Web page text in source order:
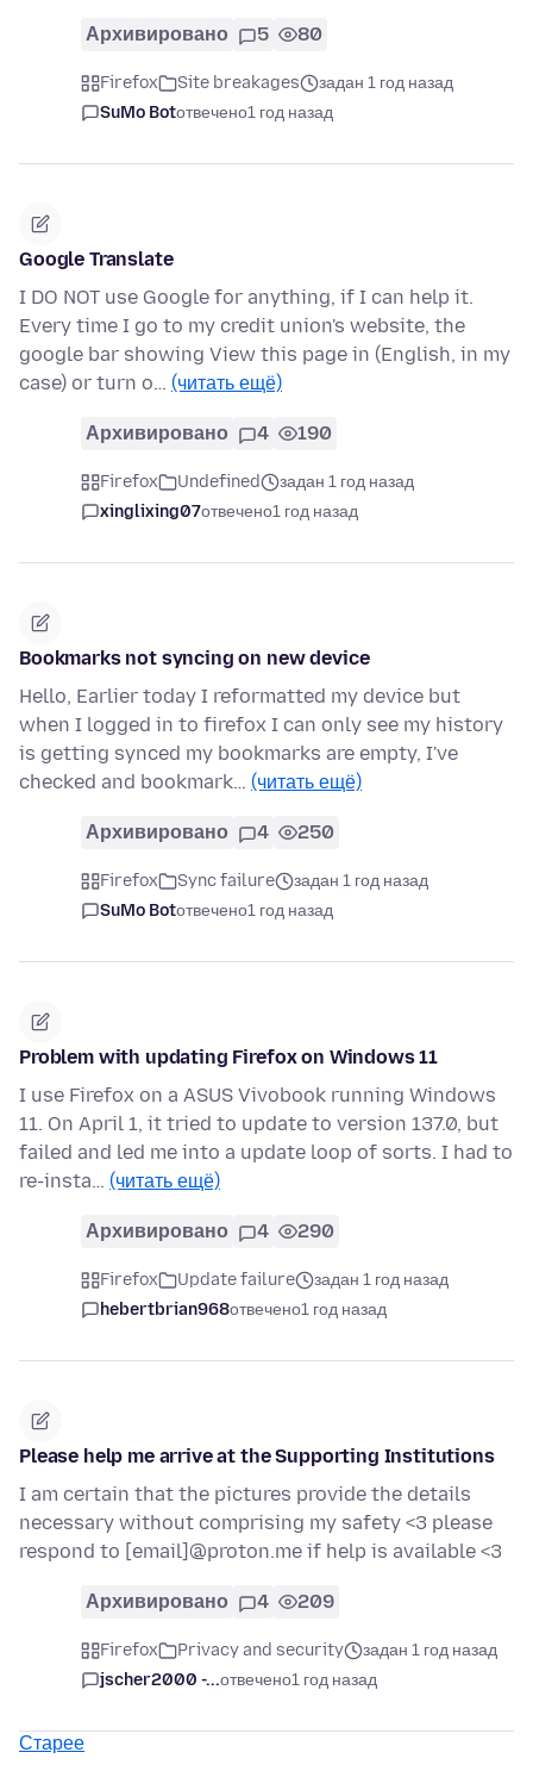
Архивировано 5 80
Firefox Site breakages
задан 1 год назад
SuMo Botотвечено1 год назад
Google Translate
I DO NOT use Google for anything, if I can help it.
Every time I go to my credit union's website, the
google bar showing View this page in (English, in my
case) or turn o… (читать ещё)
Архивировано 4 190
Firefox Undefined
задан 1 год назад
xinglixing07отвечено1 год назад
Bookmarks not syncing on new device
Hello, Earlier today I reformatted my device but
when I logged in to firefox I can only see my history
is getting synced my bookmarks are empty, I've
checked and bookmark… (читать ещё)
Архивировано 4 250
Firefox Sync failure
задан 1 год назад
SuMo Botотвечено1 год назад
Problem with updating Firefox on Windows 11
I use Firefox on a ASUS Vivobook running Windows
11. On April 1, it tried to update to version 137.0, but
failed and led me into a update loop of sorts. I had to
re-insta… (читать ещё)
Архивировано 4 290
Firefox Update failure
задан 1 год назад
hebertbrian968отвечено1 год назад
Please help me arrive at the Supporting Institutions
I am certain that the pictures provide the details
necessary without comprising my safety <3 please
respond to [email]@proton.me if help is available <3
Архивировано 4 209
Firefox Privacy and security
задан 1 год назад
jscher2000 -...отвечено1 год назад
Старее